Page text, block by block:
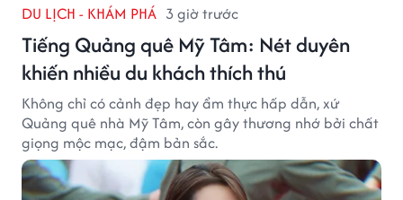
DU LỊCH - KHÁM PHÁ 3 giờ trước
Tiếng Quảng quê Mỹ Tâm: Nét duyên
khiến nhiều du khách thích thú
Không chỉ có cảnh đẹp hay ẩm thực hấp dẫn, xứ
Quảng quê nhà Mỹ Tâm, còn gây thương nhớ bởi chất
giọng mộc mạc, đậm bản sắc.